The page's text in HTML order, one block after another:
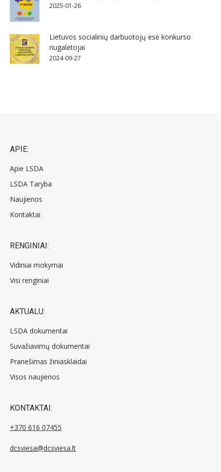
2025-01-26
Lietuvos socialinių darbuotojų esė konkurso
nugalėtojai
2024-09-27
APIE:
Apie LSDA
LSDA Taryba
Naujienos
Kontaktai
RENGINIAI:
Vidiniai mokymai
Visi renginiai
AKTUALU:
LSDA dokumentai
Suvažiavimų dokumentai
Pranešimas žiniasklaidai
Visos naujienos
KONTAKTAI:
+370 616 07455
dcsviesa@dcsviesa.lt